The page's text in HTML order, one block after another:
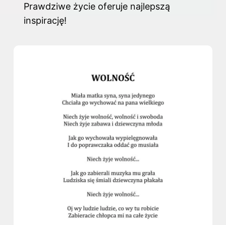
Prawdziwe życie oferuje najlepszą
inspirację!